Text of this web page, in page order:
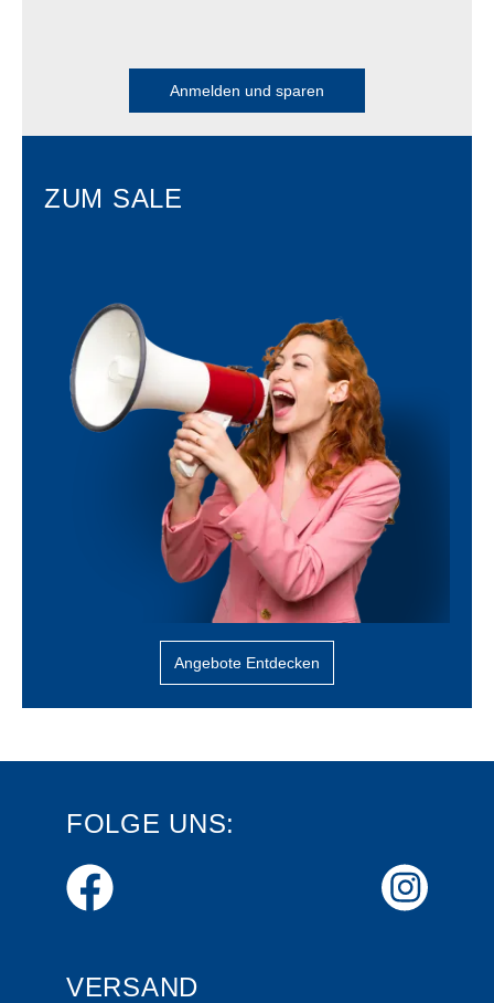
Anmelden und sparen
ZUM SALE
Angebote Entdecken
FOLGE UNS:
VERSAND